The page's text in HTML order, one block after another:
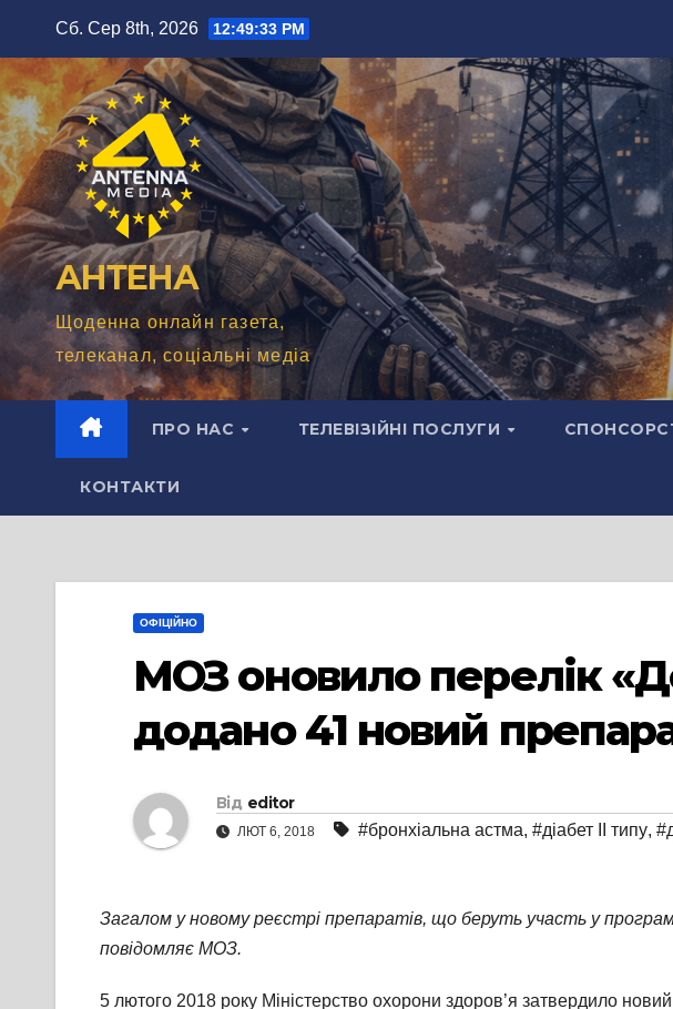
вмісту
Сб. Сер 8th, 2026 12:49:34 PM
АНТЕНА
Щоденна онлайн газета,
телеканал, соціальні медіа
ПРО НАС ТЕЛЕВІЗІЙНІ ПОСЛУГИ
КОНТАКТИ
ОФІЦІЙНО
МОЗ оновило перелік
додано 41 новий
Від editor
ЛЮТ 6, 2018 #бронхіальна астма, #діабет ІІ типу,
Загалом у новому реєстрі препаратів, що беруть участь у
повідомляє МОЗ.
5 лютого 2018 року Міністерство охорони здоров’я затвердило